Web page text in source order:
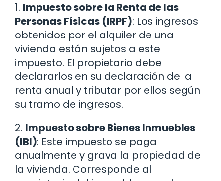
1. Impuesto sobre la Renta de las
Personas Físicas (IRPF): Los ingresos
obtenidos por el alquiler de una
vivienda están sujetos a este
impuesto. El propietario debe
declararlos en su declaración de la
renta anual y tributar por ellos según
su tramo de ingresos.
2. Impuesto sobre Bienes Inmuebles
(IBI): Este impuesto se paga
anualmente y grava la propiedad de
la vivienda. Corresponde al